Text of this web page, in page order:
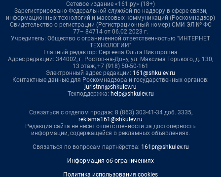
Сетевое издание «161.ру» (18+)
Зарегистрировано Федеральной службой по надзору в сфере связи,
информационных технологий и массовых коммуникаций (Роскомнадзор)
Свидетельство о регистрации (Регистрационный номер) СМИ ЭЛ № ФС
77– 84714 от 06.02.2023 г.
Учредитель: Общество с ограниченной ответственностью "ИНТЕРНЕТ
ТЕХНОЛОГИИ"
Главный редактор: Сергеева Ольга Викторовна
Адрес редакции: 344002, г. Ростов-на-Дону, ул. Максима Горького, д. 130,
13 этаж, +7 (918) 50-50-161
Электронный адрес редакции: 161@shkulev.ru
Контактные данные для Роскомнадзора и государственных органов:
juristnn@shkulev.ru
Техподдержка: help@shkulev.ru
Связаться с отделом продаж: 8 (863) 303-41-34 доб. 3335,
reklama161@shkulev.ru
Редакция сайта не несет ответственности за достоверность
информации, содержащейся в рекламных объявлениях.
Связаться по вопросам партнёрства: 161pr@shkulev.ru
Информация об ограничениях
Политика использования cookies